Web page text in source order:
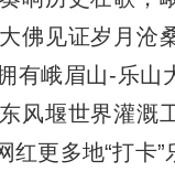
佛见证岁月沧
有峨眉山-乐山
风堰世界灌溉
红更多地“打卡”